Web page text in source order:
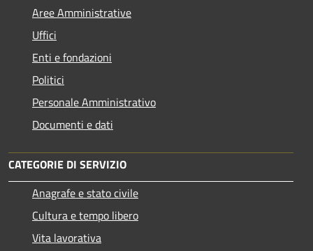
Aree Amministrative
Uffici
Enti e fondazioni
Politici
Personale Amministrativo
Documenti e dati
CATEGORIE DI SERVIZIO
Anagrafe e stato civile
Cultura e tempo libero
Vita lavorativa